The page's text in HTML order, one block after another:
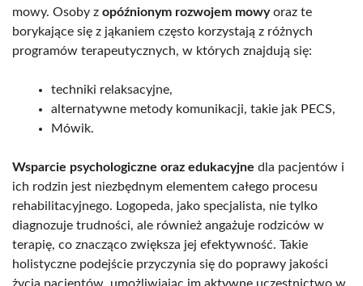
mowy. Osoby z opóźnionym rozwojem mowyoraz te
borykające się z jąkaniem często korzystają z różnych
programów terapeutycznych, w których znajdują się:
techniki relaksacyjne,
alternatywne metody komunikacji, takie jak PECS,
Mówik.
Wsparcie psychologiczne oraz edukacyjne dla pacjentów i
ich rodzin jest niezbędnym elementem całego procesu
rehabilitacyjnego. Logopeda, jako specjalista, nie tylko
diagnozuje trudności, ale również angażuje rodziców w
terapię, co znacząco zwiększa jej efektywność. Takie
holistyczne podejście przyczynia się do poprawy jakości